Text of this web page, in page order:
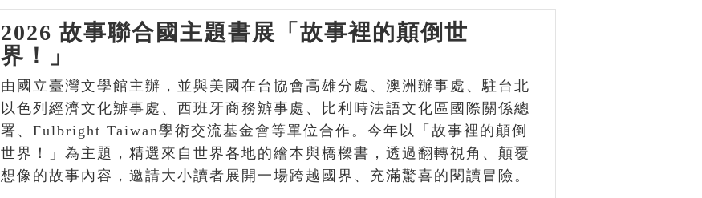
2026 故事聯合國主題書展「故事裡的顛倒世
界！」
由國立臺灣文學館主辦，並與美國在台協會高雄分處、澳洲辦事處、駐台北
以色列經濟文化辧事處、西班牙商務辧事處、比利時法語文化區國際關係總
署、Fulbright Taiwan學術交流基金會等單位合作。今年以「故事裡的顛倒
世界！」為主題，精選來自世界各地的繪本與橋樑書，透過翻轉視角、顛覆
想像的故事內容，邀請大小讀者展開一場跨越國界、充滿驚喜的閱讀冒險。